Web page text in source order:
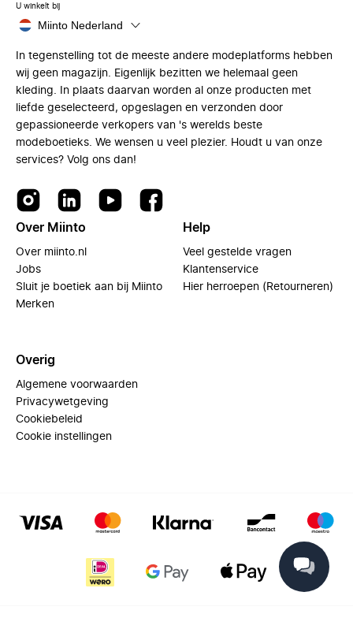
U winkelt bij
Miinto Nederland
In tegenstelling tot de meeste andere modeplatforms hebben
wij geen magazijn. Eigenlijk bezitten we helemaal geen
kleding. In plaats daarvan worden al onze producten met
liefde geselecteerd, opgeslagen en verzonden door
gepassioneerde verkopers van 's werelds beste
modeboetieks. We wensen u veel plezier. Houdt u van onze
services? Volg ons dan!
Over Miinto
Over miinto.nl
Jobs
Sluit je boetiek aan bij Miinto
Merken
Help
Veel gestelde vragen
Klantenservice
Hier herroepen (Retourneren)
Overig
Algemene voorwaarden
Privacywetgeving
Cookiebeleid
Cookie instellingen